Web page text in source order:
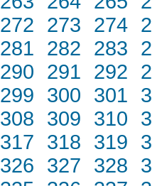
272 273 274
281 282 283
290 291 292
299 300 301
308 309 310
317 318 319
326 327 328